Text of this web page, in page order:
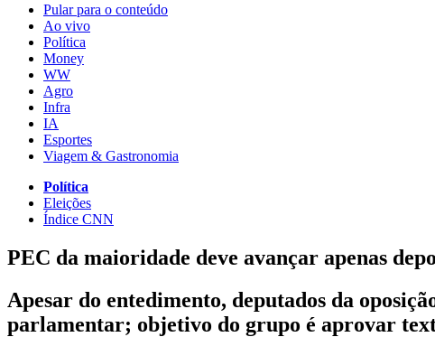
Pular para o conteúdo
Ao vivo
Política
Money
WW
Agro
Infra
IA
Esportes
Viagem & Gastronomia
Política
Eleições
Índice CNN
PEC da maioridade deve avançar apenas
Apesar do entedimento, deputados da
parlamentar; objetivo do grupo é aprovar